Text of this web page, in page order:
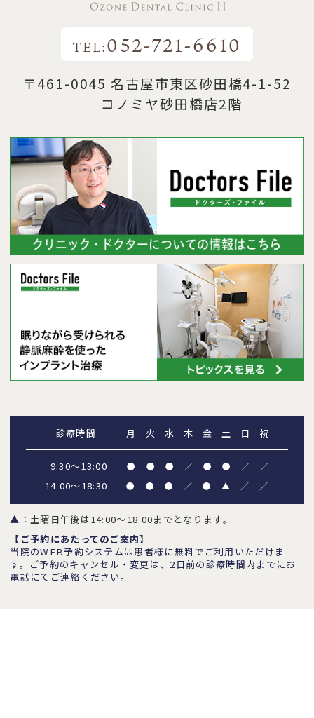
TEL:052-721-6610
〒461-0045 名古屋市東区砂田橋4-1-52
コノミヤ砂田橋店2階
診療時間 月 火 水 木 金 土 日 祝
9:30～13:00 ● ● ● ／ ● ● ／ ／
14:00～18:30 ● ● ● ／ ● ▲ ／ ／
▲ ：土曜日午後は14:00～18:00までとなります。
【ご予約にあたってのご案内】
当院のWEB予約システムは患者様に無料でご利用いただけま
す。ご予約のキャンセル・変更は、2日前の診療時間内までにお
電話にてご連絡ください。